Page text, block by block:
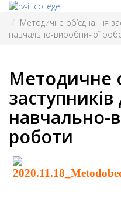
Методичне об’єднання
навчально-виробничої
Методичне
навчально-
роботи